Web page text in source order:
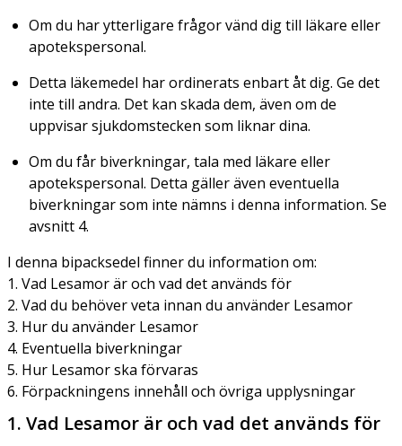
Om du har ytterligare frågor vänd dig till läkare eller
apotekspersonal.
Detta läkemedel har ordinerats enbart åt dig. Ge det
inte till andra. Det kan skada dem, även om de
uppvisar sjukdomstecken som liknar dina.
Om du får biverkningar, tala med läkare eller
apotekspersonal. Detta gäller även eventuella
biverkningar som inte nämns i denna information. Se
avsnitt 4.
I denna bipacksedel finner du information om:
1. Vad Lesamor är och vad det används för
2. Vad du behöver veta innan du använder Lesamor
3. Hur du använder Lesamor
4. Eventuella biverkningar
5. Hur Lesamor ska förvaras
6. Förpackningens innehåll och övriga upplysningar
1. Vad Lesamor är och vad det används för